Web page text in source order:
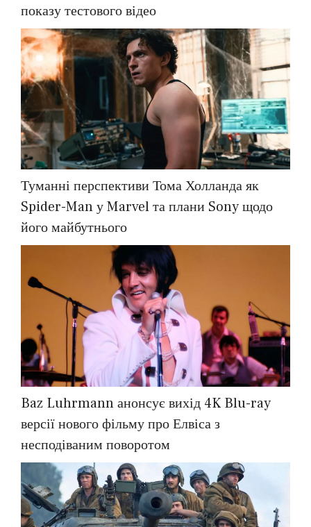
показу тестового відео
Туманні перспективи Тома Холланда як
Spider-Man у Marvel та плани Sony щодо
його майбутнього
Baz Luhrmann анонсує вихід 4K Blu-ray
версії нового фільму про Елвіса з
несподіваним поворотом